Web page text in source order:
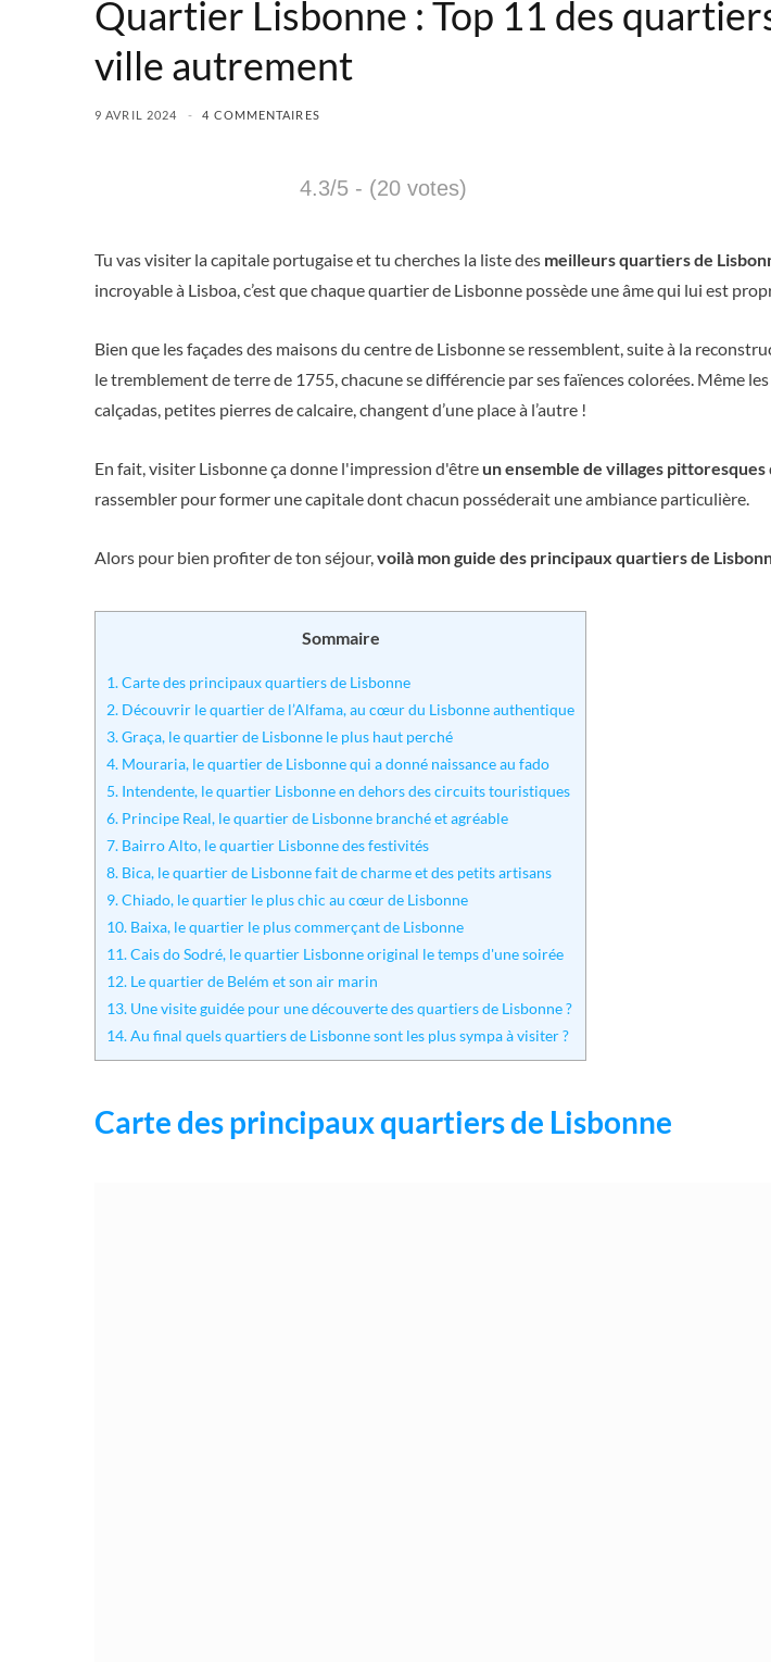
Quartier Lisbonne : Top 11 des
ville autrement
9 AVRIL 2024 4 COMMENTAIRES
4.3/5 - (20 votes)
Tu vas visiter la capitale portugaise et tu cherches la liste des meilleurs quartiers de
incroyable à Lisboa, c’est que chaque quartier de Lisbonne possède une âme qui lui est
Bien que les façades des maisons du centre de Lisbonne se ressemblent, suite à la
le tremblement de terre de 1755, chacune se différencie par ses faïences colorées. Même
calçadas, petites pierres de calcaire, changent d’une place à l’autre !
En fait, visiter Lisbonne ça donne l'impression d'être un ensemble de villages pittoresques
rassembler pour former une capitale dont chacun posséderait une ambiance particulière.
Alors pour bien profiter de ton séjour,voilà mon guide des principaux quartiers de
Sommaire
1.Carte des principaux quartiers de Lisbonne
2. Découvrir le quartier de l’Alfama, au cœur du Lisbonne authentique
3.Graça, le quartier de Lisbonne le plus haut perché
4. Mouraria, le quartier de Lisbonne qui a donné naissance au fado
5. Intendente, le quartier Lisbonne en dehors des circuits touristiques
6. Principe Real, le quartier de Lisbonne branché et agréable
7. Bairro Alto, le quartier Lisbonne des festivités
8. Bica, le quartier de Lisbonne fait de charme et des petits artisans
9.Chiado, le quartier le plus chic au cœur de Lisbonne
10. Baixa, le quartier le plus commerçant de Lisbonne
11.Cais do Sodré, le quartier Lisbonne original le temps d'une soirée
12. Le quartier de Belém et son air marin
13. Une visite guidée pour une découverte des quartiers de Lisbonne ?
14.Au final quels quartiers de Lisbonne sont les plus sympa à visiter ?
Carte des principaux quartiers de Lisbonne